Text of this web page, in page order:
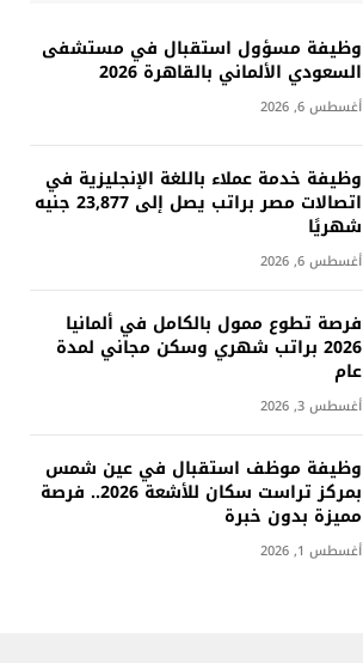
وظيفة مسؤول استقبال في مستشفى
السعودي الألماني بالقاهرة 2026
أغسطس 6, 2026
وظيفة خدمة عملاء باللغة الإنجليزية في
اتصالات مصر براتب يصل إلى 23,877 جنيه
شهريًا
أغسطس 6, 2026
فرصة تطوع ممول بالكامل في ألمانيا
2026 براتب شهري وسكن مجاني لمدة
عام
أغسطس 3, 2026
وظيفة موظف استقبال في عين شمس
بمركز تراست سكان للأشعة 2026.. فرصة
مميزة بدون خبرة
أغسطس 1, 2026